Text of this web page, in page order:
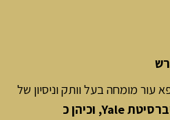
עור מומחה בעל וותק וניסיון של
אוניברסיטת Yale, וכיהן כ